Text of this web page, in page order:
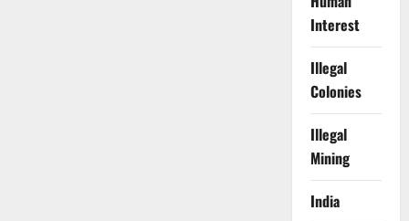
Interest
Illegal
Colonies
Illegal
Mining
India